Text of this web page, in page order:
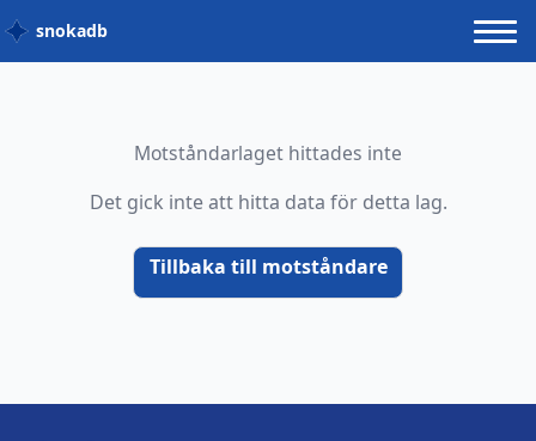
snokadb
Motståndarlaget hittades inte
Det gick inte att hitta data för detta lag.
Tillbaka till motståndare